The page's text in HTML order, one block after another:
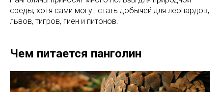
среды, хотя сами могут стать добычей для леопардов,
львов, тигров, гиен и питонов.
Чем питается панголин